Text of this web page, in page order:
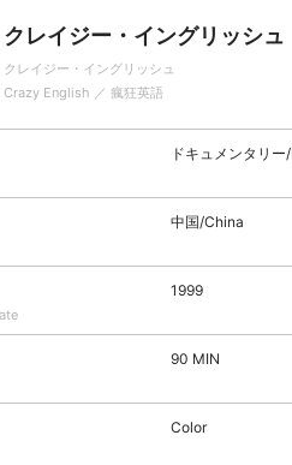
クレイジー・イングリッシュ
クレイジー・イングリッシュ
Crazy English ／ 瘋狂英語
ドキュメンタリ
中国/China
1999
90 MIN
Color